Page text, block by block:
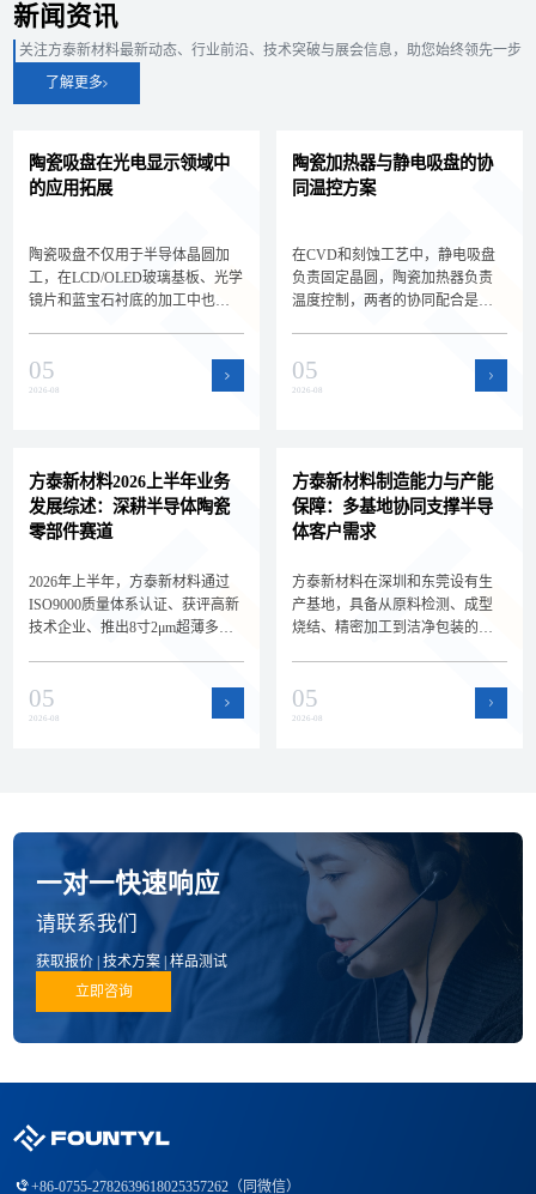
新闻资讯
关注方泰新材料最新动态、行业前沿、技术突破与展会信息，助您始终领先一步
了解更多
陶瓷吸盘在光电显示领域中
的应用拓展
陶瓷吸盘不仅用于半导体晶圆加
工，在LCD/OLED玻璃基板、光学
镜片和蓝宝石衬底的加工中也扮
域的新应用场景和选型差异，拓
展核心产品的应用边界。
05
2026-08
陶瓷加热器与静电吸盘的协
同温控方案
在CVD和刻蚀工艺中，静电吸盘
负责固定晶圆，陶瓷加热器负责
温度控制，两者的协同配合是实
瓷加热器的集成方案和选型要
点，帮助设备工程师设计高效的
05
2026-08
方泰新材料2026上半年业务
发展综述：深耕半导体陶瓷
零部件赛道
2026年上半年，方泰新材料通过
ISO9000质量体系认证、获评高新
技术企业、推出8寸2μm超薄多孔
公司在品质、技术和产品方面的
进展。
05
2026-08
方泰新材料制造能力与产能
保障：多基地协同支撑半导
体客户需求
方泰新材料在深圳和东莞设有生
产基地，具备从原料检测、成型
烧结、精密加工到洁净包装的全
能力，为半导体设备客户的批量
订单和紧急需求提供支持。
05
2026-08
一对一快速响应
请联系我们
获取报价 | 技术方案 | 样品测试
立即咨询
+86-0755-2782639618025357262（同微信）